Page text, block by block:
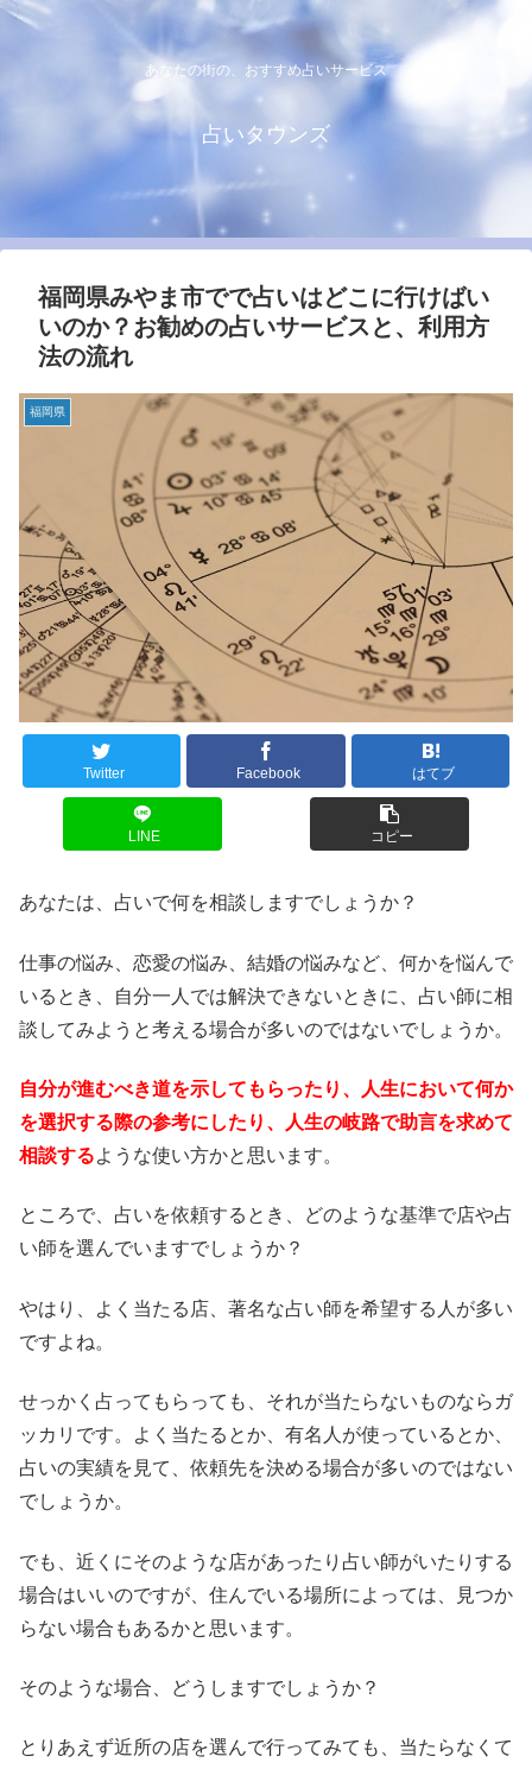
あなたの街の、おすすめ占いサービス
占いタウンズ
福岡県みやま市でで占いはどこに行けばい
いのか？お勧めの占いサービスと、利用方
法の流れ
福岡県
Twitter Facebook はてブ
LINE コピー
あなたは、占いで何を相談しますでしょうか？
仕事の悩み、恋愛の悩み、結婚の悩みなど、何かを悩んで
いるとき、自分一人では解決できないときに、占い師に相
談してみようと考える場合が多いのではないでしょうか。
自分が進むべき道を示してもらったり、人生において何か
を選択する際の参考にしたり、人生の岐路で助言を求めて
相談するような使い方かと思います。
ところで、占いを依頼するとき、どのような基準で店や占
い師を選んでいますでしょうか？
やはり、よく当たる店、著名な占い師を希望する人が多い
ですよね。
せっかく占ってもらっても、それが当たらないものならガ
ッカリです。よく当たるとか、有名人が使っているとか、
占いの実績を見て、依頼先を決める場合が多いのではない
でしょうか。
でも、近くにそのような店があったり占い師がいたりする
場合はいいのですが、住んでいる場所によっては、見つか
らない場合もあるかと思います。
そのような場合、どうしますでしょうか？
とりあえず近所の店を選んで行ってみても、当たらなくて